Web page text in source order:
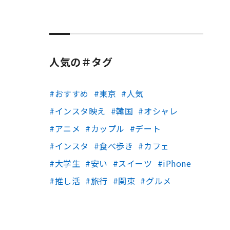
人気の＃タグ
おすすめ 東京
人気
インスタ映え
韓国
オシャレ
アニメ
カップル
デート
インスタ
食べ歩き
カフェ
大学生
安い スイーツ
iPhone
推し活
旅行 関東 グルメ